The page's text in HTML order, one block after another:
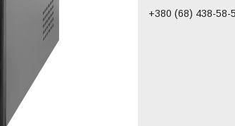
+380 (68) 438-58-